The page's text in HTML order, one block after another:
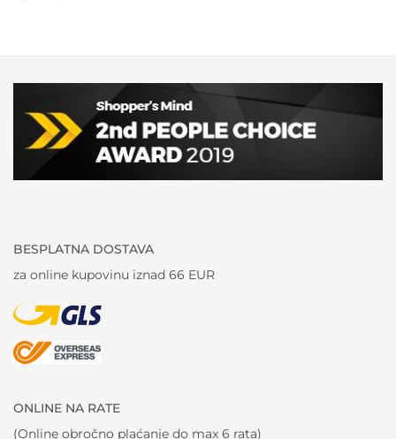
BESPLATNA DOSTAVA
za online kupovinu iznad 66 EUR
ONLINE NA RATE
(Online obročno plaćanje do max 6 rata)